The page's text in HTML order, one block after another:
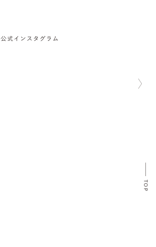
公式インスタグラム
TOP